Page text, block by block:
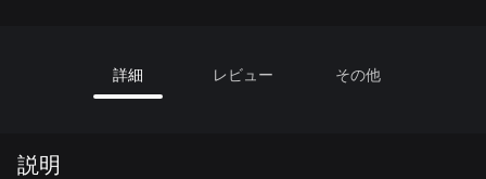
詳細 レビュー その他
説明